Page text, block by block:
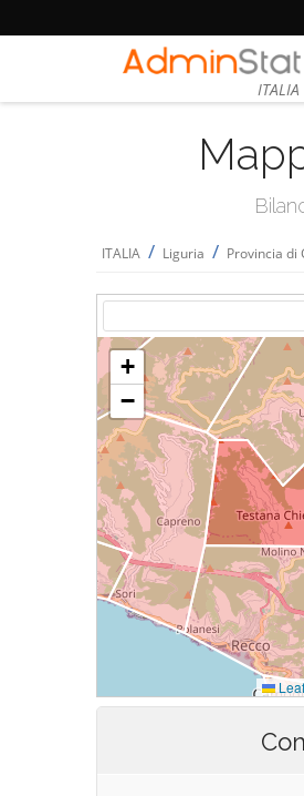
ITALIA
ITALIA / Liguria / Provincia di